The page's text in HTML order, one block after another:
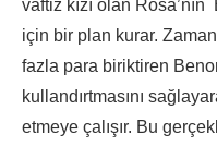
vaftiz kızı olan
için bir plan kurar.
fazla para biriktiren
kullandırtmasını
etmeye çalışır. Bu